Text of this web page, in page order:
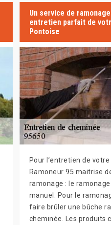
Un service de
entretien parfait de
Pontoise
Pour l’entretien de
Ramoneur 95 maitrise
ramonage : le
manuel. Pour le
faire brûler une bûche
cheminée. Les produits